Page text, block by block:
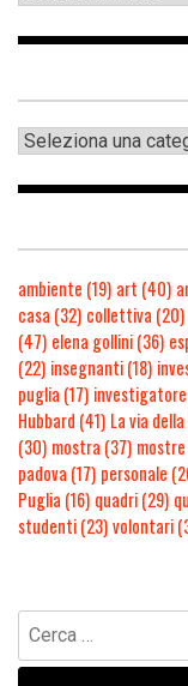
ambiente (19) art (40)
casa (32) collettiva (20)
(47) elena gollini(36)
(22) insegnanti(18)
puglia (17)
Hubbard (41) La via
(30) mostra (37) mostre
padova (17) personale
Puglia (16) quadri(29)
studenti(23)volontari